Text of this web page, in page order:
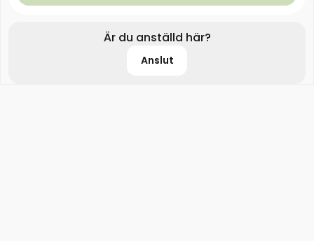
Är du anställd här?
Anslut